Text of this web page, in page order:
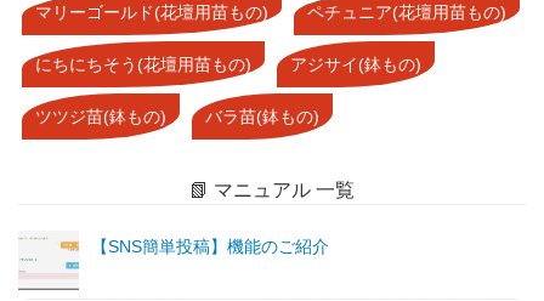
マリーゴールド(花壇用苗もの) ペチュニア(花壇用苗もの)
にちにちそう(花壇用苗もの) アジサイ(鉢もの)
ツツジ苗(鉢もの) バラ苗(鉢もの)
📗 マニュアル 一覧
【SNS簡単投稿】機能のご紹介